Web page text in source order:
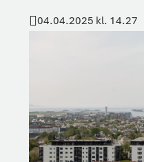
Publisert
04.04.2025 kl. 14.27